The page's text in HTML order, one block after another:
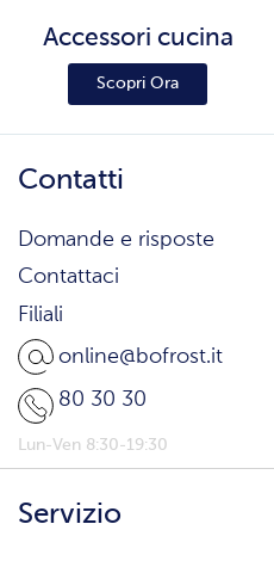
Accessori cucina
Scopri Ora
Contatti
Domande e risposte
Contattaci
Filiali
online@bofrost.it
80 30 30
Lun-Ven 8:30-19:30
Servizio